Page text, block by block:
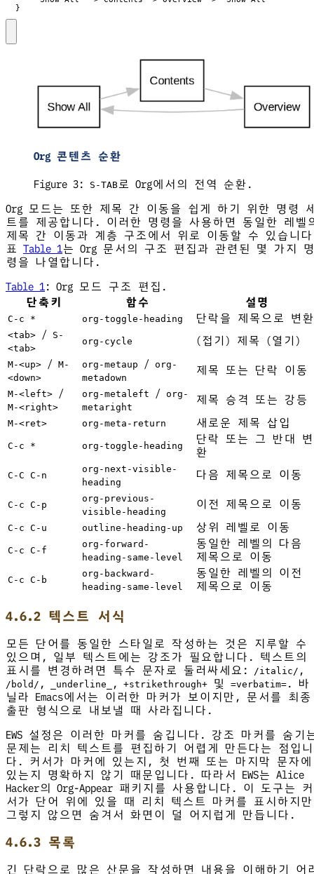
  }
Org 콘텐츠 순환
Figure 3: S-TAB로 Org에서의 전역 순환.
Org 모드는 또한 제목 간 이동을 쉽게 하기 위한 명령
트를 제공합니다. 이러한 명령을 사용하면 동일한 레벨
제목 간 이동과 계층 구조에서 위로 이동할 수 있습니
표 Table 1는 Org 문서의 구조 편집과 관련된 몇 가지 명
령을 나열합니다.
Table 1: Org 모드 구조 편집.
단축키
함수 설명
C-c * org-toggle-heading 단락을 제목으로 변환
<tab> / S-
<tab>
org-cycle (접기) 제목 (열기)
M-<up> / M-
<down>
org-metaup / org-
metadown
제목 또는 단락 이동
M-<left> /
M-<right>
org-metaleft / org-
metaright
제목 승격 또는 강등
M-<ret> org-meta-return 새로운 제목 삽입
C-c * org-toggle-heading
단락 또는 그 반대 변
환
C-C C-n
org-next-visible-
heading
다음 제목으로 이동
C-c C-p
org-previous-
visible-heading
이전 제목으로 이동
C-c C-u outline-heading-up 상위 레벨로 이동
C-c C-f
org-forward-
heading-same-level
동일한 레벨의 다음
제목으로 이동
C-c C-b
org-backward-
heading-same-level
동일한 레벨의 이전
제목으로 이동
4.6.2 텍스트 서식
모든 단어를 동일한 스타일로 작성하는 것은 지루할 수
있으며, 일부 텍스트에는 강조가 필요합니다. 텍스트의
표시를 변경하려면 특수 문자로 둘러싸세요:
/italic/ ,
/bold/ , _underline_ , +strikethrough+ 및 =verbatim= . 바
닐라 Emacs에서는 이러한 마커가 보이지만, 문서를 최종
출판 형식으로 내보낼 때 사라집니다.
EWS 설정은 이러한 마커를 숨깁니다. 강조 마커를 숨기
문제는 리치 텍스트를 편집하기 어렵게 만든다는 점입니
다. 커서가 마커에 있는지, 첫 번째 또는 마지막 문자에
있는지 명확하지 않기 때문입니다. 따라서 EWS는 Alice
Hacker의 Org-Appear 패키지를 사용합니다. 이 도구는 커
서가 단어 위에 있을 때 리치 텍스트 마커를 표시하지
그렇지 않으면 숨겨서 화면이 덜 어지럽게 만듭니다.
4.6.3 목록
긴 단락으로 많은 산문을 작성하면 내용을 이해하기 어